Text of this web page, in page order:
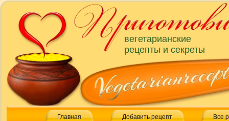
вегетарианские
рецепты и секреты
Главная Добавить рецепт Все